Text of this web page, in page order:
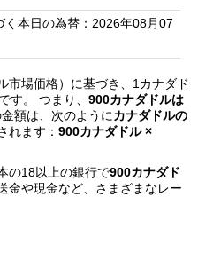
本日の為替：2026年08月07
市場価格）に基づき、1カナダド
す。 つまり、 900カナダドルは
額は、次のようにカナダドルの
れます： 900カナダドル ×
の18以上の銀行で900カナダド
金や現金など、さまざまなレー